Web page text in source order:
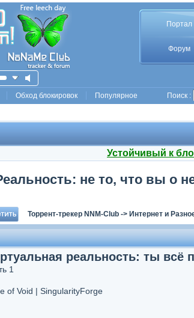
Портал
Форум
Обход блокировок Популярное Поиск :
Устойчивый к
не то, что вы о
Торрент-трекер NNM-Club-> Интернет и
реальность: ты всё
1
of Void | SingularityForge